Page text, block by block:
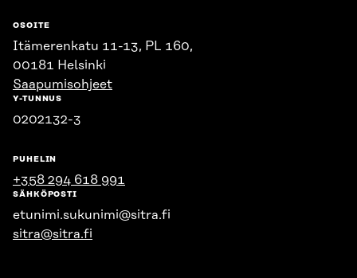
OSOITE
Itämerenkatu 11-13, PL 160,
00181 Helsinki
Saapumisohjeet
Y-TUNNUS
0202132-3
PUHELIN
+358 294 618 991
SÄHKÖPOSTI
etunimi.sukunimi@sitra.fi
sitra@sitra.fi